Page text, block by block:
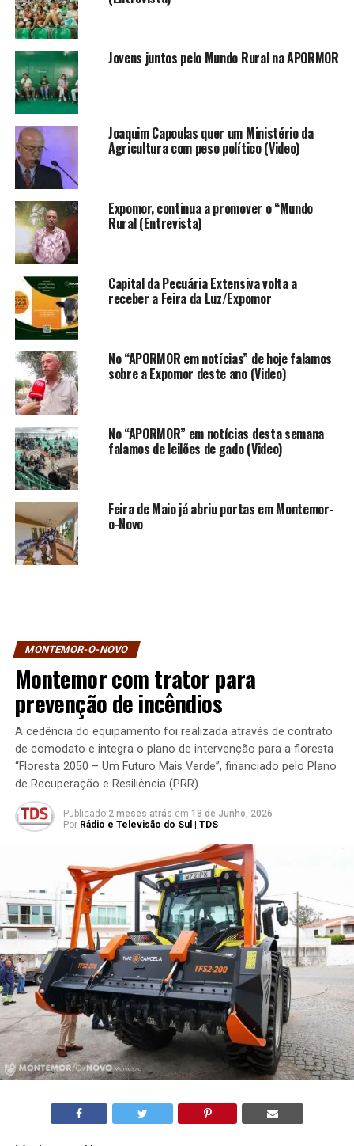
Jovens juntos pelo Mundo Rural na APORMOR
Joaquim Capoulas quer um Ministério da
Agricultura com peso político (Video)
Expomor, continua a promover o “Mundo
Rural (Entrevista)
Capital da Pecuária Extensiva volta a
receber a Feira da Luz/Expomor
No “APORMOR em notícias” de hoje falamos
sobre a Expomor deste ano (Video)
No “APORMOR” em notícias desta semana
falamos de leilões de gado (Video)
Feira de Maio já abriu portas em Montemor-
o-Novo
MONTEMOR-O-NOVO
Montemor com trator para
prevenção de incêndios
A cedência do equipamento foi realizada através de contrato
de comodato e integra o plano de intervenção para a floresta
“Floresta 2050 – Um Futuro Mais Verde”, financiado pelo Plano
de Recuperação e Resiliência (PRR).
Publicado 2 meses atrás em 18 de Junho, 2026
Por Rádio e Televisão do Sul | TDS